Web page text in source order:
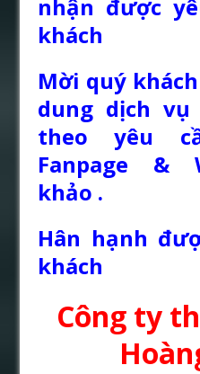
nhận được
khách
Mời quý
dung dịch
theo yêu
Fanpage &
khảo .
Hân hạnh
khách
Công ty